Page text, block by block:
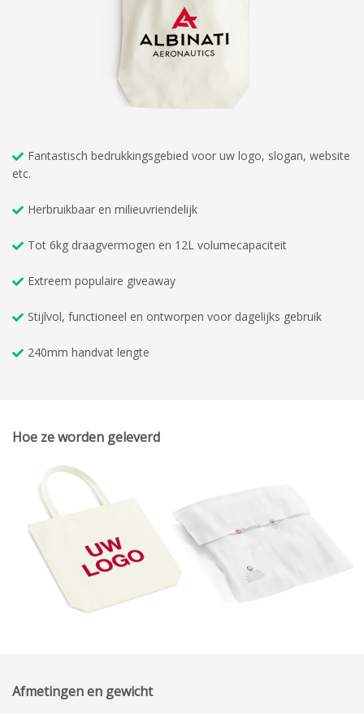
Fantastisch bedrukkingsgebied voor uw logo, slogan, website
etc.
Herbruikbaar en milieuvriendelijk
Tot 6kg draagvermogen en 12L volumecapaciteit
Extreem populaire giveaway
Stijlvol, functioneel en ontworpen voor dagelijks gebruik
240mm handvat lengte
Hoe ze worden geleverd
Afmetingen en gewicht